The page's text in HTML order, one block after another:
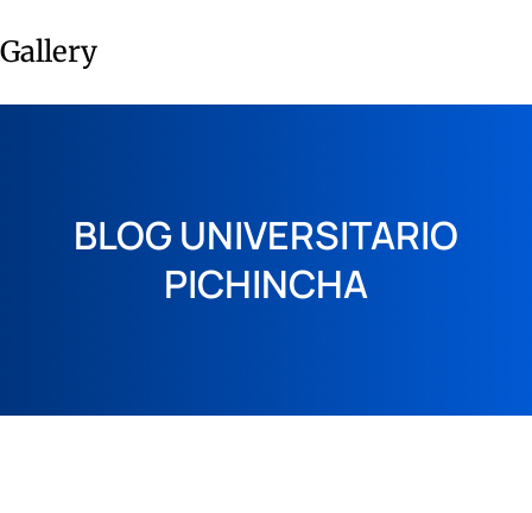
Gallery
BLOG UNIVERSITARIO
PICHINCHA